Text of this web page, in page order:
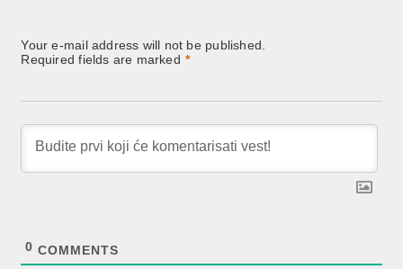
Your e-mail address will not be published.
Required fields are marked *
0 COMMENTS